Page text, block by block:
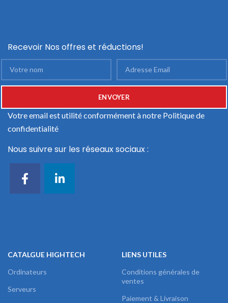
Recevoir Nos offres et réductions!
Votre email est utilité conformément à notre Politique de
confidentialité
Nous suivre sur les réseaux sociaux :
CATALGUE HIGHTECH
Ordinateurs
Serveurs
LIENS UTILES
Conditions générales de
ventes
Paiement & Livraison